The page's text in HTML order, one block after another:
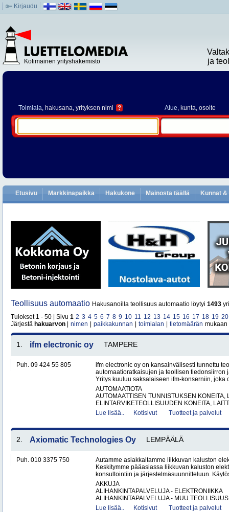
Kirjaudu
Kotimainen yrityshakemisto
ja
Toimiala, hakusana, yrityksen nimi ? Alue, kunta, osoite
Etusivu Markkinapaikka Hakukone Mainosta täällä Kunnat
Teollisuus automaatio Hakusanoilla teollisuus automaatio löytyi 1493
Tulokset 1 - 50 | Sivu 1 2 3 4 5 6 7 8 9 10 11 12 13 14 15 16 17 18 19 20
Järjestä hakuarvon nimen paikkakunnan toimialan tietomäärän mukaan
1. ifm electronic oy TAMPERE
Puh. 09 424 55 805
ifm electronic oy on kansainvälisesti tunnettu
automaatioratkaisujen ja teollisen tiedonsiirron
Yritys kuuluu saksalaiseen ifm-konserniin, joka
AUTOMAATIOTA
AUTOMAATTISEN TUNNISTUKSEN KONEITA,
ELINTARVIKETEOLLISUUDEN KONEITA,
Lue lisää..
Kotisivut Tuotteet ja palvelut
2. Axiomatic Technologies Oy LEMPÄÄLÄ
Puh. 010 3375 750
Autamme asiakkaitamme liikkuvan kaluston
Keskitymme pääasiassa liikkuvan kaluston
konsultointiin ja järjestelmäsuunnitteluun.
AKKUJA
ALIHANKINTAPALVELUJA - ELEKTRONIIKKA
ALIHANKINTAPALVELUJA - MUU
Lue lisää..
Kotisivut Tuotteet ja palvelut